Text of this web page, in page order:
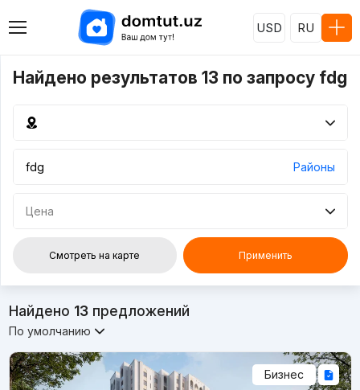
USD RU
Найдено результатов 13 по запросу fdg
Районы
Цена
Смотреть на карте Применить
Найдено 13предложений
По умолчанию
Бизнес